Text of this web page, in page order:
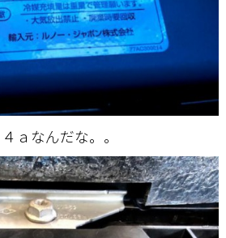
ａなんだな。。